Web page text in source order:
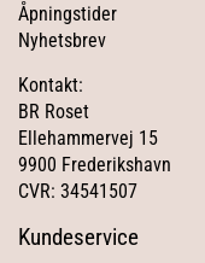
Åpningstider
Nyhetsbrev
Kontakt:
BR Roset
Ellehammervej 15
9900 Frederikshavn
CVR: 34541507
Kundeservice